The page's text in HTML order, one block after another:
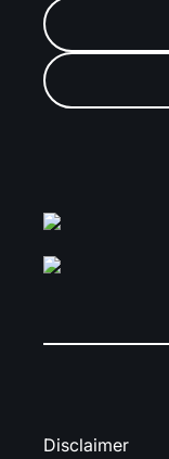
Disclaimer